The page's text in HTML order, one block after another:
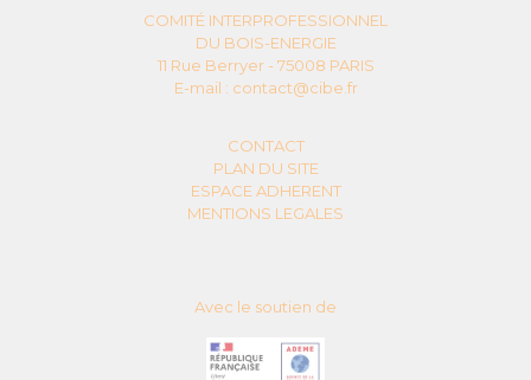
COMITÉ INTERPROFESSIONNEL
DU BOIS-ENERGIE
11 Rue Berryer - 75008 PARIS
E-mail : contact@cibe.fr
CONTACT
PLAN DU SITE
ESPACE ADHERENT
MENTIONS LEGALES
Avec le soutien de